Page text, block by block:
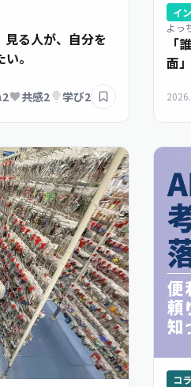
見る人が、自分を
。
2 共感2 学び2
イ
よっ
「
面
コ